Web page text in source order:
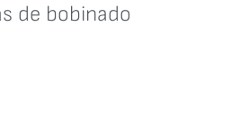
de bobinado